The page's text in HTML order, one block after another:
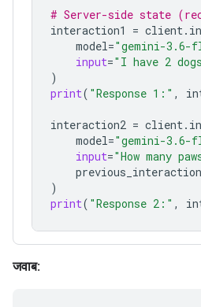
# Server-side state
interaction1
= client.
model="gemini-3.6-
input="I have 2
)
print( "Response 1:" ,
interaction2 = client.
model="gemini-3.6-
input="How many
)
print( "Response 2:" ,
जवाब: